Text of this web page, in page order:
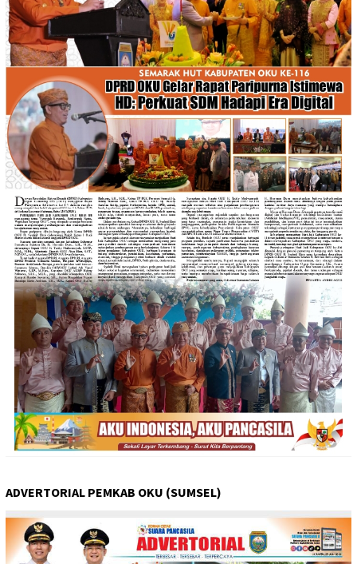
ADVERTORIAL PEMKAB OKU (SUMSEL)